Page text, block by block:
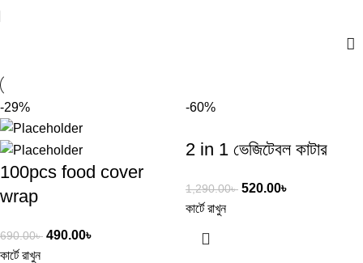
-29%
100pcs food cover
wrap
690.00৳ 490.00৳
কার্টে রাখুন
-60%
2 in 1 ভেজিটেবল কাটার
1,290.00৳ 520.00৳
কার্টে রাখুন